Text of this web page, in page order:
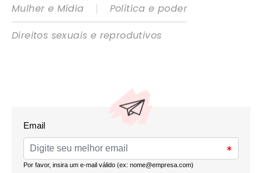
Mulher e Mídia
|
Política e poder
Direitos sexuais e reprodutivos